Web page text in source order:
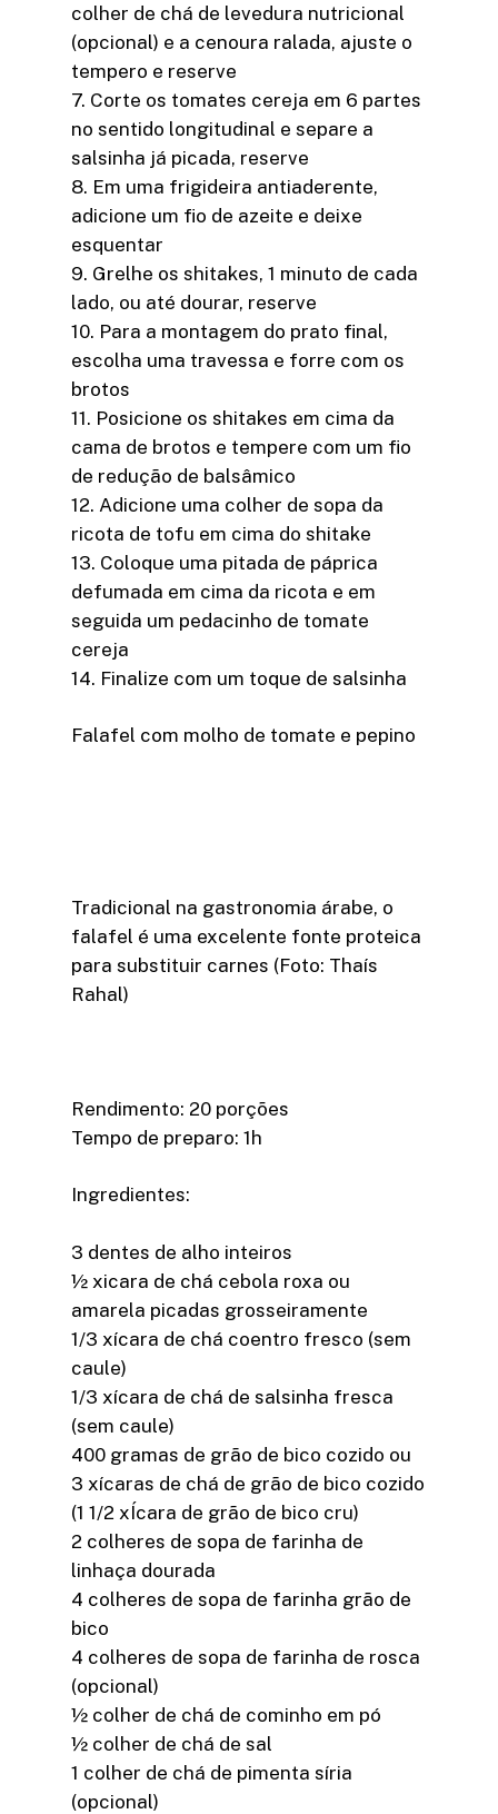
colher de chá de levedura nutricional
(opcional) e a cenoura ralada, ajuste o
tempero e reserve
7. Corte os tomates cereja em 6 partes
no sentido longitudinal e separe a
salsinha já picada, reserve
8. Em uma frigideira antiaderente,
adicione um fio de azeite e deixe
esquentar
9. Grelhe os shitakes, 1 minuto de cada
lado, ou até dourar, reserve
10. Para a montagem do prato final,
escolha uma travessa e forre com os
brotos
11. Posicione os shitakes em cima da
cama de brotos e tempere com um fio
de redução de balsâmico
12. Adicione uma colher de sopa da
ricota de tofu em cima do shitake
13. Coloque uma pitada de páprica
defumada em cima da ricota e em
seguida um pedacinho de tomate
cereja
14. Finalize com um toque de salsinha
Falafel com molho de tomate e pepino
Tradicional na gastronomia árabe, o
falafel é uma excelente fonte proteica
para substituir carnes (Foto: Thaís
Rahal)
Rendimento: 20 porções
Tempo de preparo: 1h
Ingredientes:
3 dentes de alho inteiros
½ xicara de chá cebola roxa ou
amarela picadas grosseiramente
1/3 xícara de chá coentro fresco (sem
caule)
1/3 xícara de chá de salsinha fresca
(sem caule)
400 gramas de grão de bico cozido ou
3 xícaras de chá de grão de bico cozido
(1 1/2 xÍcara de grão de bico cru)
2 colheres de sopa de farinha de
linhaça dourada
4 colheres de sopa de farinha grão de
bico
4 colheres de sopa de farinha de rosca
(opcional)
½ colher de chá de cominho em pó
½ colher de chá de sal
1 colher de chá de pimenta síria
(opcional)